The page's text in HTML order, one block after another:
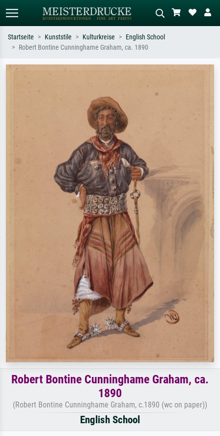
Suchen Sie nach Künstlern, Werktiteln
Sternennacht, Impressionismus, Welle
Ölgemälde, Stehender Akt neben einem
Startseite Kunststile Kulturkreise
English School
Robert Bontine Cunninghame Graham, ca. 1890
Robert Bontine Cunninghame Graham, ca.
1890
(Robert Bontine Cunninghame Graham, c.1890 (wc on paper))
English School